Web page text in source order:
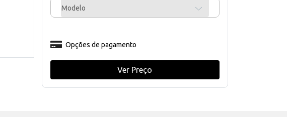
Modelo
Opções de pagamento
Ver Preço